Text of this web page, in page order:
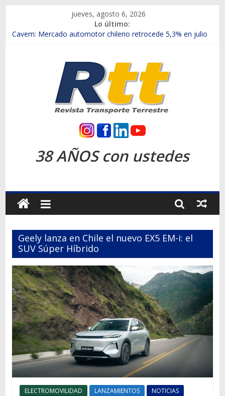
contenido
jueves, agosto 6, 2026
Lo último:
Chile es el primer mercado internacional en lanzar la nueva
Salfa suma vehículos electrificados de Chevrolet en el Biobío
Samex amplía su red con nuevas sucursales en Rancagua y
SINOTRUK Pick-ups presentó la recién estrenada Bolden en
la Expo Compras Públicas 2026
Revista
Transporte
Terrestre
Autos,
camiones,
motos,
información
del
mundo
del
transporte
38 AÑOS con ustedes
Geely lanza en Chile el nuevo EX5 EM-i: el
SUV Súper Híbrido
ELECTROMOVILIDAD LANZAMIENTOS NOTICIAS